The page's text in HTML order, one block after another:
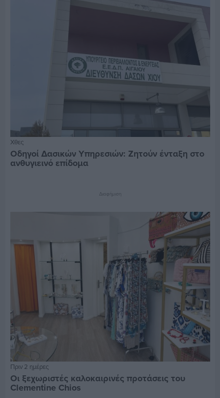
Χθες
Οδηγοί Δασικών Υπηρεσιών: Ζητούν ένταξη στο
ανθυγιεινό επίδομα
Διαφήμιση
Πριν 2 ημέρες
Οι ξεχωριστές καλοκαιρινές προτάσεις του
Clementine Chios